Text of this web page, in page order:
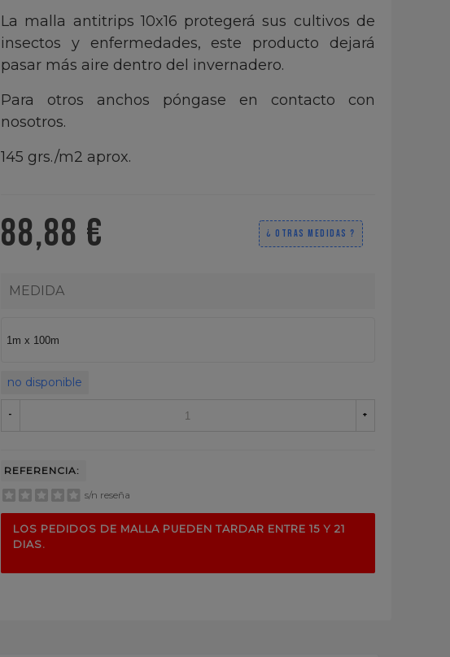
La malla antitrips 10x16 protegerá sus cultivos de
insectos y enfermedades, este producto dejará
pasar más aire dentro del invernadero.
Para otros anchos póngase en contacto con
nosotros.
145 grs./m2 aprox.
88,88 € ¿ OTRAS MEDIDAS ?
MEDIDA
no disponible
- +
REFERENCIA:
s/n reseña
LOS PEDIDOS DE MALLA PUEDEN TARDAR ENTRE 15 Y 21
DIAS.